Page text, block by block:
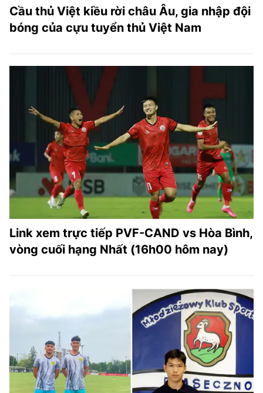
Cầu thủ Việt kiều rời châu Âu, gia nhập đội
bóng của cựu tuyển thủ Việt Nam
Link xem trực tiếp PVF-CAND vs Hòa Bình,
vòng cuối hạng Nhất (16h00 hôm nay)